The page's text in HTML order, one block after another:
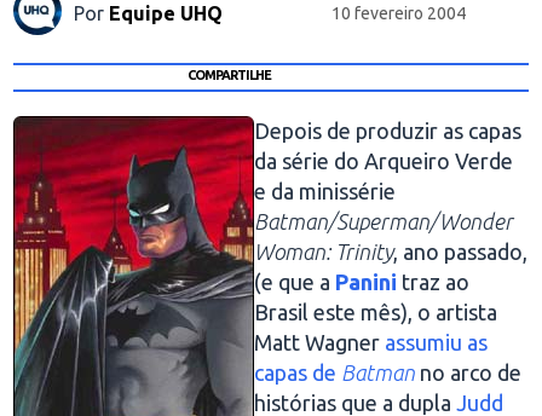
Por Equipe UHQ 10 fevereiro 2004
COMPARTILHE
Depois de produzir as capas
da série do Arqueiro Verde
e da minissérie
Batman/Superman/Wonder
Woman: Trinity, ano passado,
(e que a Panini traz ao
Brasil este mês), o artista
Matt Wagner assumiu as
capas de Batman no arco de
histórias que a duplaJudd